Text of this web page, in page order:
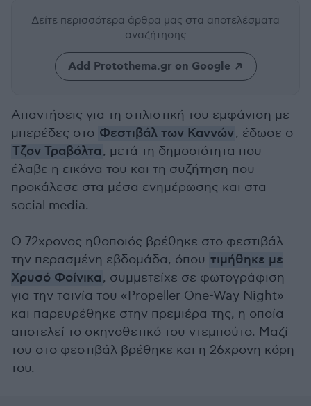
Δείτε περισσότερα άρθρα μας στα αποτελέσματα
αναζήτησης
Add Protothema.gr on Google
Απαντήσεις για τη στιλιστική του εμφάνιση με
μπερέδες στο Φεστιβάλ των Καννών, έδωσε ο
Τζον Τραβόλτα, μετά τη δημοσιότητα που
έλαβε η εικόνα του και τη συζήτηση που
προκάλεσε στα μέσα ενημέρωσης και στα
social media.
Ο 72χρονος ηθοποιός βρέθηκε στο φεστιβάλ
την περασμένη εβδομάδα, όπου τιμήθηκε με
Χρυσό Φοίνικα, συμμετείχε σε φωτογράφιση
για την ταινία του «Propeller One-Way Night»
και παρευρέθηκε στην πρεμιέρα της, η οποία
αποτελεί το σκηνοθετικό του ντεμπούτο. Μαζί
του στο φεστιβάλ βρέθηκε και η 26χρονη κόρη
του.